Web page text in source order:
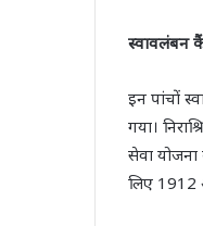
स्‍वावलंबन
इन पांचों
गया।
सेवा
लिए 1912